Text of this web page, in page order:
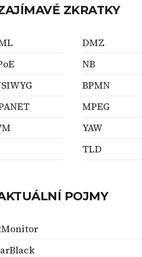
ZKRATKY
DMZ
NB
BPMN
MPEG
YAW
TLD
POJMY